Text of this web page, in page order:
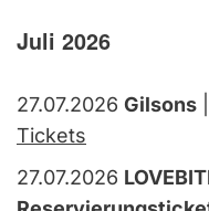
Juli 2026
27.07.2026 Gilsons
Tickets
27.07.2026